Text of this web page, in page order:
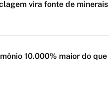
vira fonte de minerais
10.000% maior do que